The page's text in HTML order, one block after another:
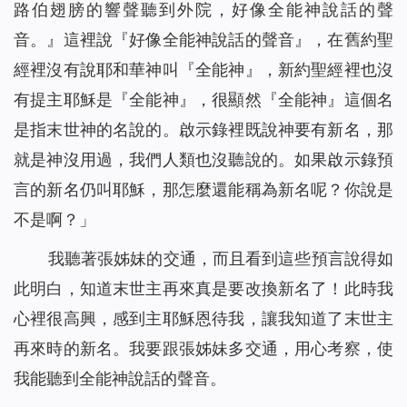
路伯翅膀的響聲聽到外院，好像全能神說話的聲
音。』這裡說『好像全能神說話的聲音』
，在舊約聖
經裡沒有說耶和華神叫『全能神』，新約聖經裡也沒
有提主耶穌是『全能神』，很顯然『全能神』這個名
是指末世神的名說的。啟示錄裡既說神要有新名，那
就是神沒用過，我們人類也沒聽說的。如果啟示錄預
言的新名仍叫耶穌，那怎麼還能稱為新名呢？你說是
不是啊？」
我聽著張姊妹的交通，而且看到這些預言說得如
此明白，知道末世主再來真是要改換新名了！此時我
心裡很高興，感到主耶穌恩待我，讓我知道了末世主
再來時的新名。我要跟張姊妹多交通，用心考察，使
我能聽到全能神說話的聲音。